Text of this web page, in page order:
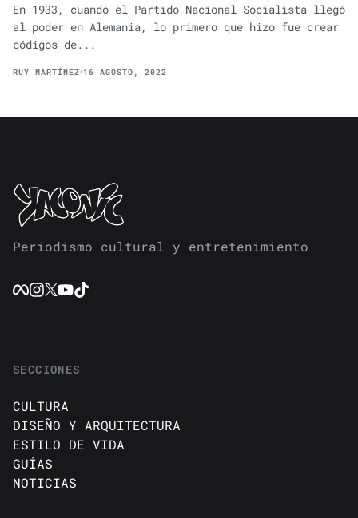
En 1933, cuando el Partido Nacional Socialista llegó
al poder en Alemania, lo primero que hizo fue crear
códigos de...
RUY MARTÍNEZ 16 AGOSTO, 2022
Periodismo cultural y entretenimiento
SECCIONES
CULTURA
DISEÑO Y ARQUITECTURA
ESTILO DE VIDA
GUÍAS
NOTICIAS